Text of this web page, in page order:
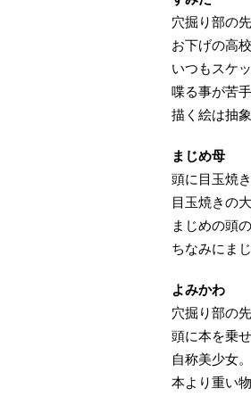
穴掘り部の
お下げの高
いつもスケ
喋る事が苦
描く絵は抽象
まじめ母
頭に目玉焼
目玉焼きの
まじめの頭
ちなみにま
よみかわ
穴掘り部の
頭に本を乗
自称美少女。
本より重い